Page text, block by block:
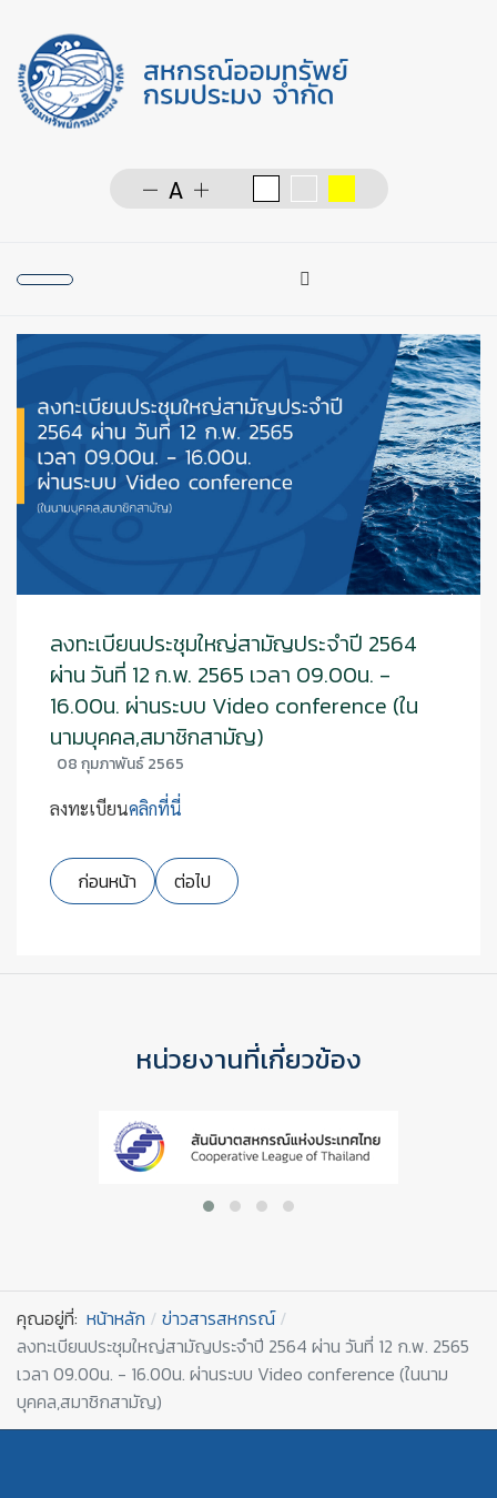
การค้นหา
ลงทะเบียนประชุมใหญ่สามัญประจำปี 2564
ผ่าน วันที่ 12 ก.พ. 2565 เวลา 09.00น. -
16.00น. ผ่านระบบ Video conference (ใน
นามบุคคล,สมาชิกสามัญ)
08 กุมภาพันธ์ 2565
ลงทะเบียนคลิกที่นี่
เนื้อหาก่อนหน้า: แผนที่สนามสอบและแผนผังที่นั่งผู้เข้าสอบ ลู
ก่อนหน้า เนื้อหาถัดไป: การแจ้งต่อเบี้ยประกันชีวิตกลุ่มเ
ต่อไป
หน่วยงานที่เกี่ยวข้อง
คุณอยู่ที่: หน้าหลัก
ข่าวสารสหกรณ์
ลงทะเบียนประชุมใหญ่สามัญประจำปี 2564 ผ่าน วันที่ 12 ก.พ. 2565
เวลา 09.00น. - 16.00น. ผ่านระบบ Video conference (ในนาม
บุคคล,สมาชิกสามัญ)